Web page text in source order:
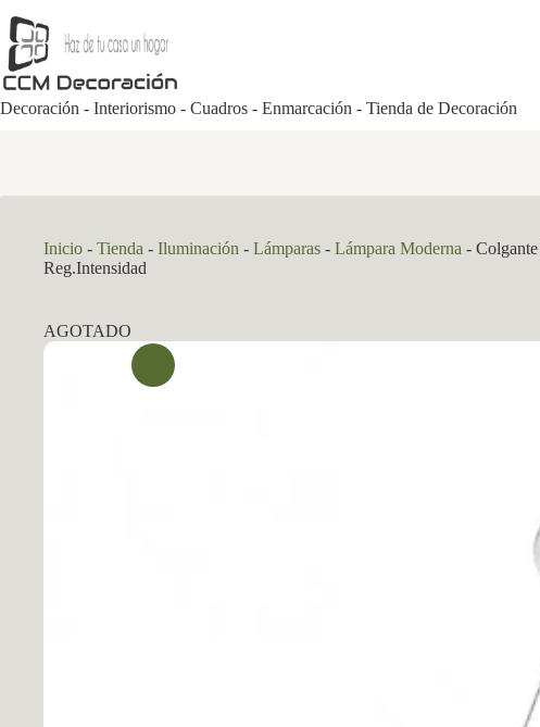
al
contenido
Decoración - Interiorismo - Cuadros - Enmarcación - Tienda de Decoración
Inicio - Tienda - Iluminación - Lámparas - Lámpara Moderna -
Reg.Intensidad
AGOTADO